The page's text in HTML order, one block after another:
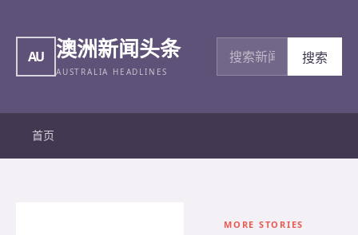
AU 澳洲新闻头条
AUSTRALIA HEADLINES
搜索新闻
搜索
首页
MORE STORIES